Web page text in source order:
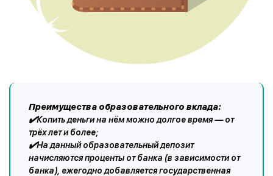
Преимущества образовательного вклада:
✔️Копить деньги на нём можно долгое время — от
трёх лет и более;
✔️На данный образовательный депозит
начисляются проценты от банка (в зависимости от
банка), ежегодно добавляется государственная